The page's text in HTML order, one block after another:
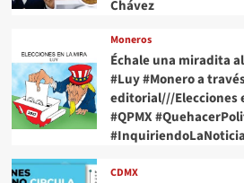
Chávez
Moneros
Échale una miradita
#Luy #Monero a
editorial///Elecciones
#QPMX
#InquiriendoLaNoticia
CDMX